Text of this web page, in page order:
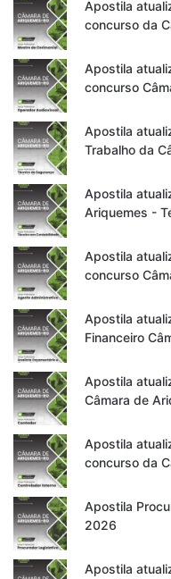
Apostila
concurso da
Apostila
concurso
Apostila
Trabalho da
Apostila
Ariquemes -
Apostila
concurso
Apostila
Financeiro
Apostila
Câmara de
Apostila
concurso da
Apostila
2026
Apostila